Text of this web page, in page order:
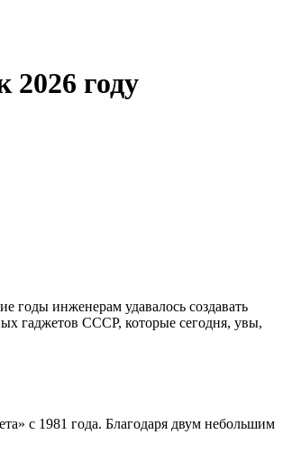
году
годы инженерам удавалось создавать
гаджетов СССР, которые сегодня, увы,
с 1981 года. Благодаря двум небольшим